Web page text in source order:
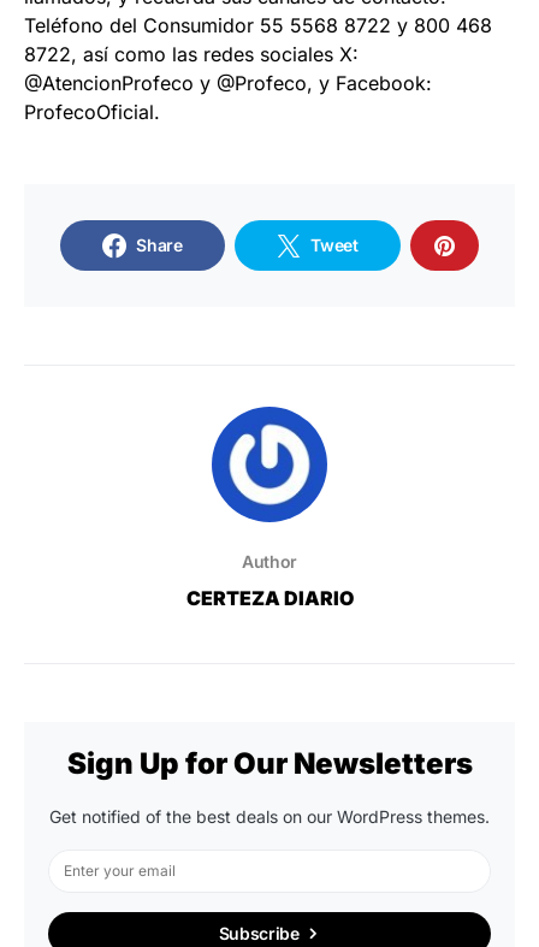
Teléfono del Consumidor 55 5568 8722 y 800 468
8722, así como las redes sociales X:
@AtencionProfeco y @Profeco, y Facebook:
ProfecoOficial.
Share Tweet
Author
CERTEZA DIARIO
Sign Up for Our Newsletters
Get notified of the best deals on our WordPress themes.
Subscribe